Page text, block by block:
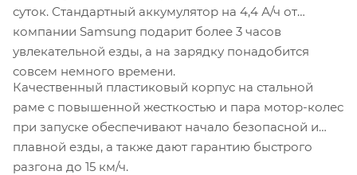
суток. Стандартный аккумулятор на 4,4 А/ч от
компании Samsung подарит более 3 часов
увлекательной езды, а на зарядку понадобится
совсем немного времени.
Качественный пластиковый корпус на стальной
раме с повышенной жесткостью и пара мотор-колес
при запуске обеспечивают начало безопасной и
плавной езды, а также дают гарантию быстрого
разгона до 15 км/ч.